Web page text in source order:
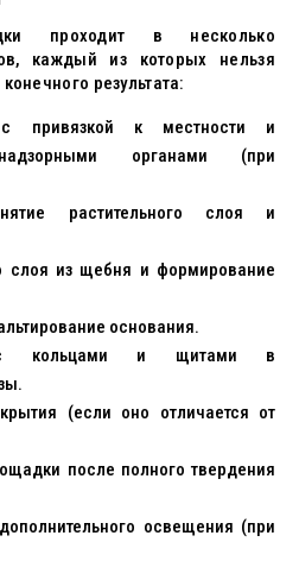
проходит в несколько
каждый из которых нельзя
результата:
с привязкой к местности и
органами (при
растительного слоя и
слоя из щебня и формирование
основания.
с кольцами и щитами в
(если оно отличается от
после полного твердения
освещения (при